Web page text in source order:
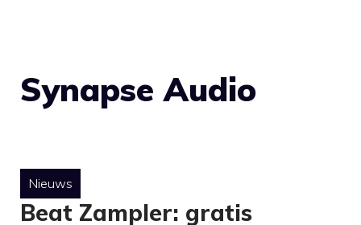
Synapse Audio
Nieuws
Beat Zampler: gratis